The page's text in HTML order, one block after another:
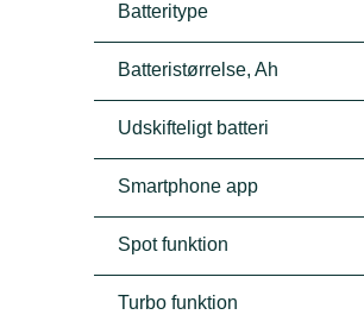
Batteritype
Batteristørrelse, Ah
Udskifteligt batteri
Smartphone app
Spot funktion
Turbo funktion